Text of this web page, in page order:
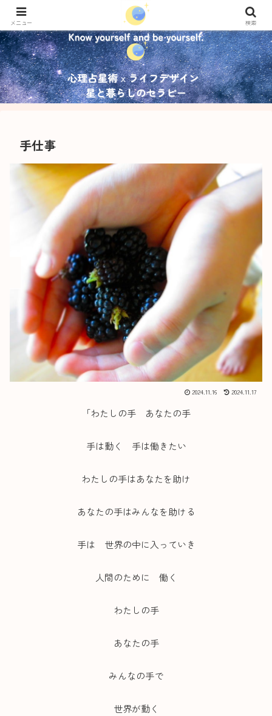
手仕事
2024.11.16 2024.11.17
「わたしの手 あなたの手
手は動く 手は働きたい
わたしの手はあなたを助け
あなたの手はみんなを助ける
手は 世界の中に入っていき
人間のために 働く
わたしの手
あなたの手
みんなの手で
世界が動く
メニュー 検索